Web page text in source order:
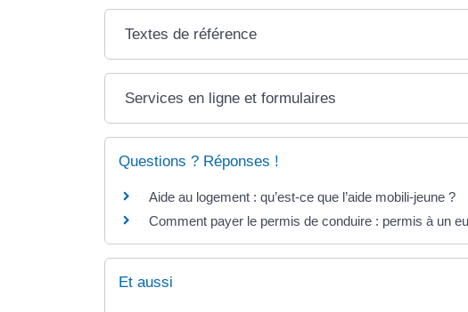
Textes de référence
Services en ligne et formulaires
Questions ? Réponses !
Aide au logement : qu’est-ce que l’aide mobili-jeune ?
Comment payer le permis de conduire : permis à un
Et aussi